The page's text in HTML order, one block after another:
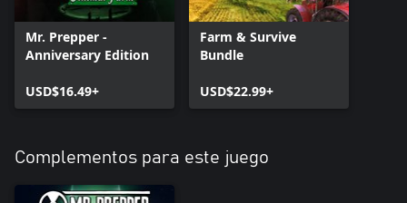
Mr. Prepper -
Anniversary Edition
USD$16.49+
Farm & Survive
Bundle
USD$22.99+
Complementos para este juego